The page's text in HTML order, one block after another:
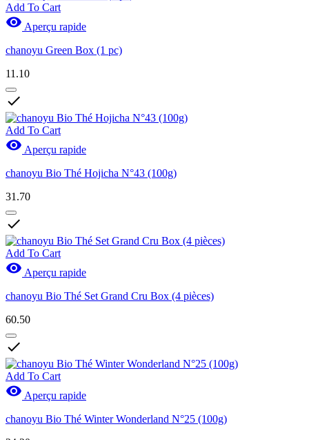
Add To Cart
 Aperçu rapide
chanoyu Green Box (1 pc)
11.10

Add To Cart
 Aperçu rapide
chanoyu Bio Thé Hojicha N°43 (100g)
31.70

Add To Cart
 Aperçu rapide
chanoyu Bio Thé Set Grand Cru Box (4 pièces)
60.50

Add To Cart
 Aperçu rapide
chanoyu Bio Thé Winter Wonderland N°25 (100g)